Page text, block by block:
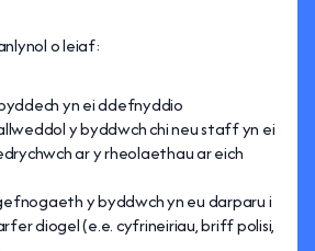
o leiaf:
yn ei ddefnyddio
y byddwch chi neu staff yn ei
ar y rheolaethau ar eich
y byddwch yn eu darparu i
diogel (e.e. cyfrineiriau, briff polisi,